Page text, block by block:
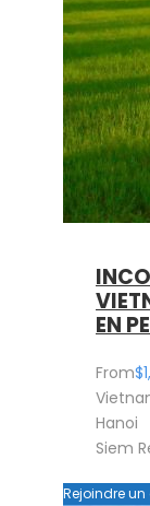
EN
From
Hanoi
Siem
Rejoindre